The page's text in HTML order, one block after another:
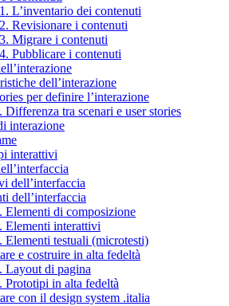
L’inventario dei contenuti
Revisionare i contenuti
Migrare i contenuti
Pubblicare i contenuti
dell’interazione
per definire l’interazione
Differenza tra scenari e user stories
interazione
interattivi
dell’interfaccia
dell’interfaccia
Elementi di composizione
Elementi interattivi
Elementi testuali (microtesti)
e costruire in alta fedeltà
Layout di pagina
Prototipi in alta fedeltà
con il design system .italia